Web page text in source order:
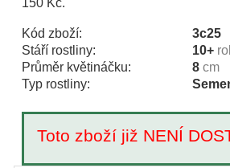
150 Kč.
Kód zboží:
3c25
Stáří rostliny:
10+
Průměr květináčku:
8 cm
Typ rostliny:
Toto zboží již NENÍ